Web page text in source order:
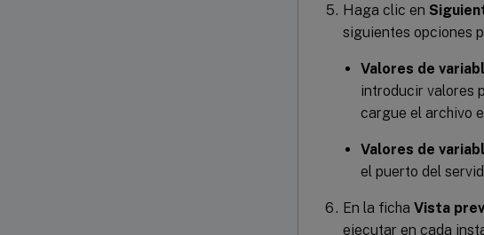
Haga clic en
siguientes opciones
Valores de
introducir valores
cargue el archivo
Valores de
el puerto del
En la ficha Vista
ejecutar en cada